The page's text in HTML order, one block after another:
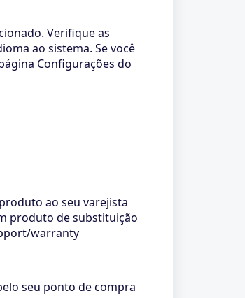
Verifique as
ao sistema. Se você
Configurações do
ao seu varejista
produto de substituição
warranty
seu ponto de compra